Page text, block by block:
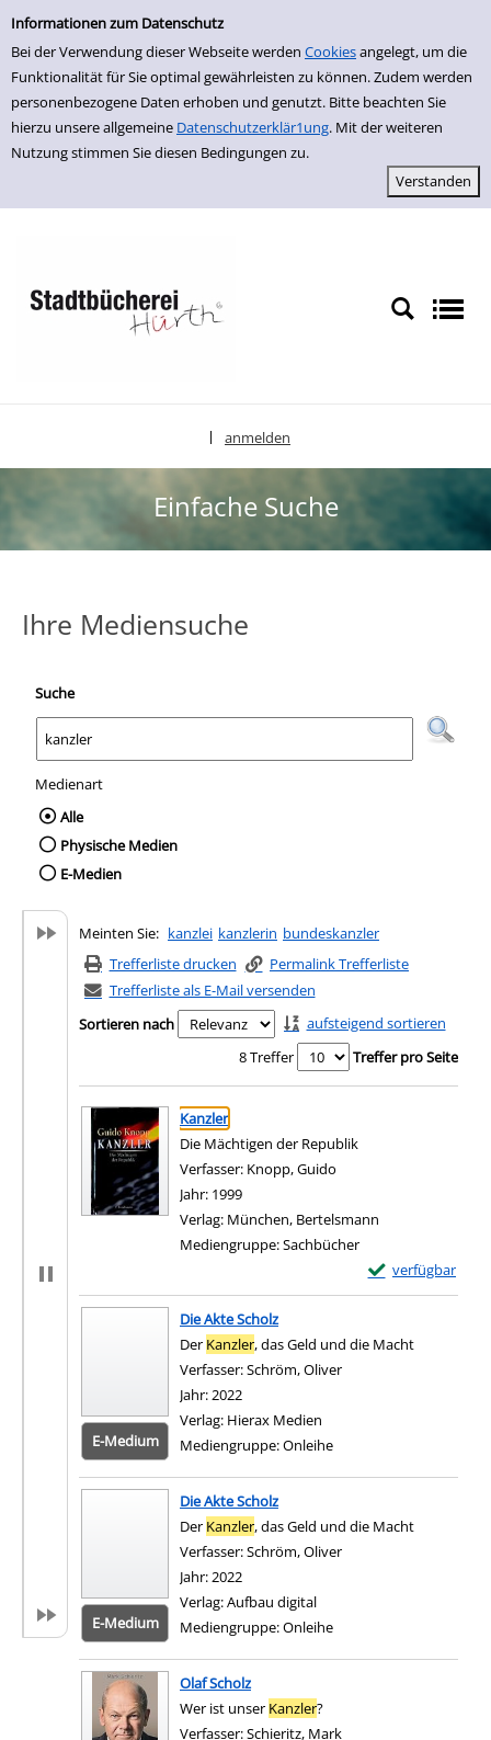
Einfache Suche
Informationen zum Datenschutz
Bei der Verwendung dieser Webseite werden Cookiesangelegt, um die
Funktionalität für Sie optimal gewährleisten zu können. Zudem werden
personenbezogene Daten erhoben und genutzt. Bitte beachten Sie
hierzu unsere allgemeine Datenschutzerklär1ung. Mit der weiteren
Nutzung stimmen Sie diesen Bedingungen zu.
zur Navigation springen
zum Inhalt springen
Zu den Suchfiltern springen
Zur Trefferliste springen
anmelden
Einfache Suche
Ihre Mediensuche
Suche
Medienart
Wählen Sie die Medienart nach der Sie
Alle
Physische Medien
E-Medien
Meinten Sie: kanzlei kanzlerin bundeskanzler
Trefferliste drucken
Permalink Trefferliste
Trefferliste als E-Mail versenden
Sortieren nach
aufsteigend sortieren
8 Treffer
Treffer pro Seite
Suchergebnis
Zu den Suchfiltern springen
Kanzler
Die Mächtigen der Republik
Verfasser: Knopp, Guido
Jahr: 1999
Verlag: München, Bertelsmann
Mediengruppe:Sachbücher
verfügbar
Exemplar-Details
Zum Download
E-Medium
Die Akte Scholz
Der Kanzler, das Geld und die Macht
Verfasser:Schröm, Oliver
Jahr:2022
Verlag: Hierax Medien
Mediengruppe:Onleihe
E-Medium
Die Akte Scholz
Der Kanzler, das Geld und die Macht
Verfasser:Schröm, Oliver
Jahr:2022
Verlag:Aufbau digital
Mediengruppe:Onleihe
Olaf Scholz
Wer ist unser Kanzler?
Verfasser:Schieritz, Mark